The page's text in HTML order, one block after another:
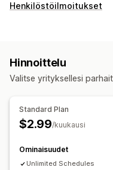
Henkilöstöilmoitukset
Mukautetut ilmoitukset
Hinnoittelu
Valitse yrityksellesi
Standard Plan
$2.99/kuukausi
Ominaisuudet
Unlimited Schedules